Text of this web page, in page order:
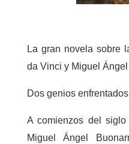
La gran novela sobre
da Vinci y Miguel
Dos genios
A comienzos del
Miguel Ángel